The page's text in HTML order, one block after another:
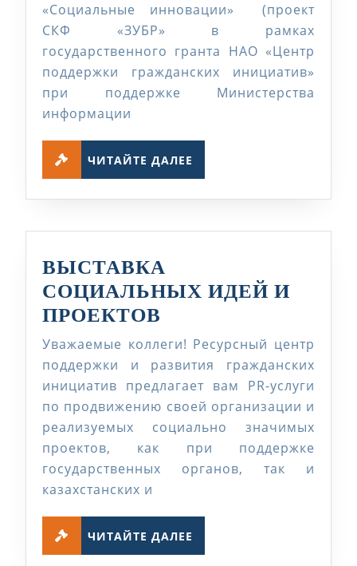
«Социальные инновации» (проект
СКФ «ЗУБР» в рамках
государственного гранта НАО «Центр
поддержки гражданских инициатив»
при поддержке Министерства
информации
ЧИТАЙТЕ ДАЛЕЕ
ВЫСТАВКА
СОЦИАЛЬНЫХ ИДЕЙ И
ПРОЕКТОВ
СОЦИАЛЬНЫХ
ИДЕЙ
И
ПРОЕКТОВ
Уважаемые коллеги! Ресурсный центр
поддержки и развития гражданских
инициатив предлагает вам PR-услуги
по продвижению своей организации и
реализуемых социально значимых
проектов, как при поддержке
государственных органов, так и
казахстанских и
ЧИТАЙТЕ ДАЛЕЕ